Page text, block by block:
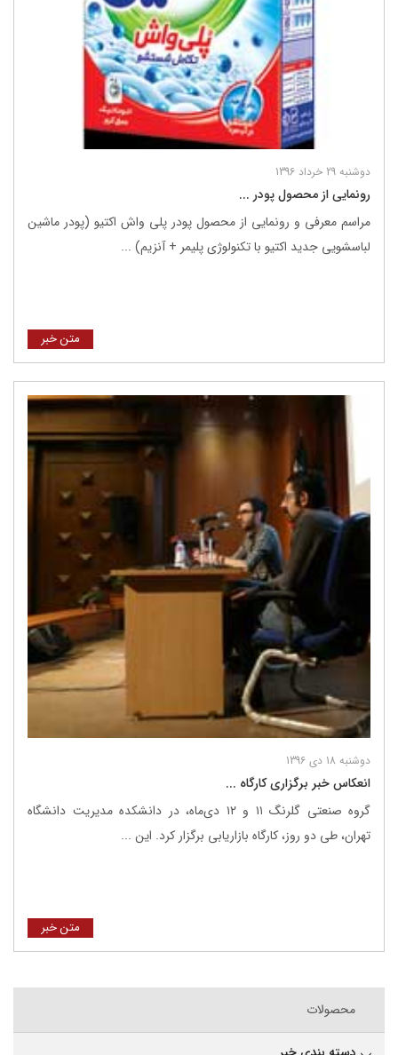
دوشنبه 29 خرداد 1396
رونمایی از محصول پودر ...
مراسم معرفی و رونمایی از محصول پودر پلی واش اکتیو (پودر ماشین
لباسشویی جدید اکتیو با تکنولوژی پلیمر + آنزیم) ...
متن خبر
دوشنبه 18 دی 1396
انعکاس خبر برگزاری کارگاه ...
گروه صنعتی گلرنگ ۱۱ و ۱۲ دی‌ماه، در دانشکده مدیریت دانشگاه
تهران، طی دو روز، کارگاه بازاریابی برگزار کرد. این ...
متن خبر
محصولات